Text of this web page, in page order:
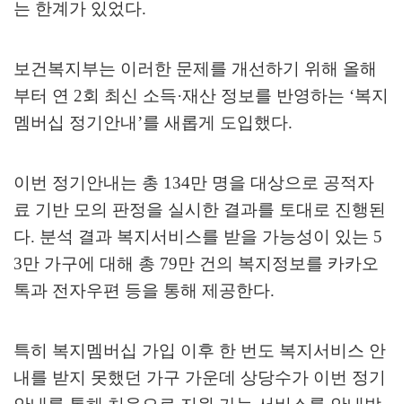
는 한계가 있었다.
보건복지부는 이러한 문제를 개선하기 위해 올해
부터 연 2회 최신 소득·재산 정보를 반영하는 ‘복지
멤버십 정기안내 ’를 새롭게 도입했다.
이번 정기안내는 총 134만 명을 대상으로 공적자
료 기반 모의 판정을 실시한 결과를 토대로 진행된
다. 분석 결과 복지서비스를 받을 가능성이 있는 5
3만 가구에 대해 총 79만 건의 복지정보를 카카오
톡과 전자우편 등을 통해 제공한다.
특히 복지멤버십 가입 이후 한 번도 복지서비스 안
내를 받지 못했던 가구 가운데 상당수가 이번 정기